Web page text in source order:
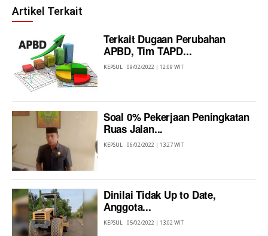
Artikel Terkait
Terkait Dugaan Perubahan
APBD, Tim TAPD...
KEPSUL 09/02/2022 | 12:09 WIT
Soal 0% Pekerjaan Peningkatan
Ruas Jalan...
KEPSUL 06/02/2022 | 13:27 WIT
Dinilai Tidak Up to Date,
Anggota...
KEPSUL 05/02/2022 | 13:02 WIT